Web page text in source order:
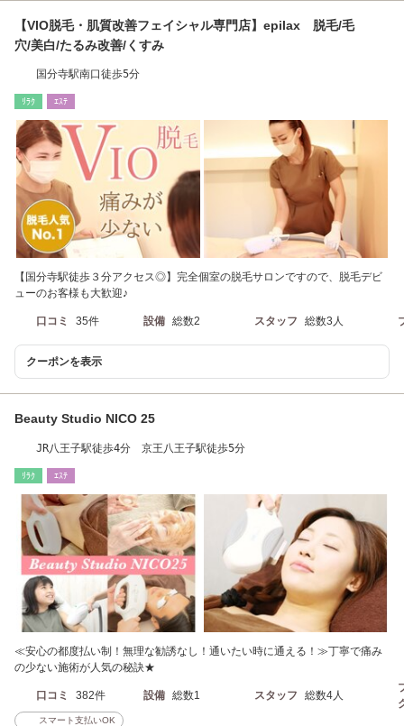
【VIO脱毛・肌質改善フェイシャル専門店】epilax 脱毛/毛
穴/美白/たるみ改善/くすみ
国分寺駅南口徒歩5分
ﾘﾗｸ ｴｽﾃ
【国分寺駅徒歩３分アクセス◎】完全個室の脱毛サロンですので、脱毛デビ
ューのお客様も大歓迎♪
口コミ 35件 設備 総数2 スタッフ 総数3人
クーポンを表示
Beauty Studio NICO 25
JR八王子駅徒歩4分 京王八王子駅徒歩5分
ﾘﾗｸ ｴｽﾃ
≪安心の都度払い制！無理な勧誘なし！通いたい時に通える！≫丁寧で痛み
の少ない施術が人気の秘訣★
口コミ 382件 設備 総数1 スタッフ 総数4人
スマート支払いOK